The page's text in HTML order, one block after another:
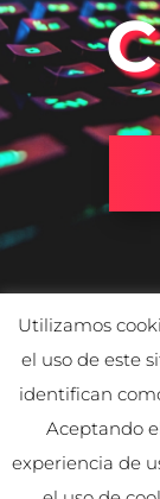
Utilizamos
el uso de este
identifican
Aceptando
experiencia de